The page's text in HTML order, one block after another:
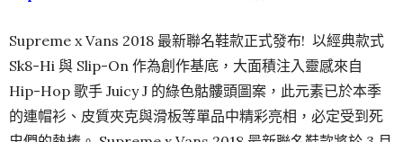
Supreme x Vans 2018 最新聯名鞋款正式發布! 以經典款式
Sk8-Hi 與 Slip-On 作為創作基底，大面積注入靈感來自
Hip-Hop 歌手 Juicy J 的綠色骷髏頭圖案，此元素已於本季
的連帽衫、皮質夾克與滑板等單品中精彩亮相，必定受到死